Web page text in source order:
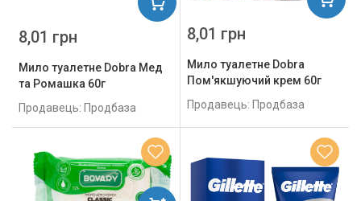
Мило туалетне Dobra Мед
та Ромашка 60г
Продавець: Продбаза
8,01 грн
Мило туалетне Dobra
Пом'якшуючий крем 60г
Продавець: Продбаза
8,01 грн